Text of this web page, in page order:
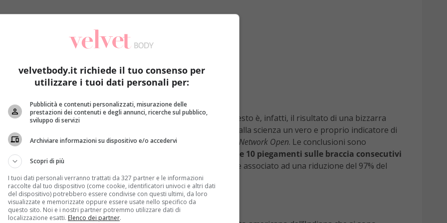
ictus o infarto se non se ne riescono a fare almeno 10
. Questo è, infatti, il risultato di una bizzarra
di‘prova del 9’
della virilità, le flessioni sono considerate oggi dalla scienza un vero e proprio indicatore di
dall’università diHarvard(Usa), pubblicato sulla rivista Jama Network Open. Le conclusioni sono
infatti, gli uomini di mezza età
che non riescono a completare 10 piegamenti sulle braccia consecutivi
o ictus. Al contrario, essere in grado di farne più di 40 viene associato ad una riduzione del 97% del
anni.
velvetbody.it richiede il tuo consenso per
utilizzare i tuoi dati personali per:
Pubblicità e contenuti personalizzati, misurazione delle
prestazioni dei contenuti e degli annunci, ricerche sul pubblico,
sviluppo di servizi
Archiviare informazioni su dispositivo e/o accedervi
Scopri di più
I tuoi dati personali verranno trattati da 327 partner e le informazioni
raccolte dal tuo dispositivo (come cookie, identificatori univoci e altri dati
del dispositivo) potrebbero essere condivise con questi ultimi, da loro
visualizzate e memorizzate oppure essere usate nello specifico da
questo sito. Noi e i nostri partner potremmo utilizzare dati di
localizzazione esatti. Elenco dei partner.